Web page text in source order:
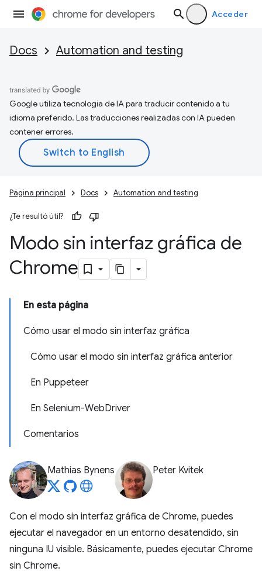
Acceder
Docs Automation and testing
Google utiliza tecnología de IA para traducir contenido a tu
idioma preferido. Las traducciones realizadas con IA pueden
contener errores.
Página principal Docs Automation and testing
¿Te resultó útil?
Modo sin interfaz gráfica de
Chrome
En esta página
Cómo usar el modo sin interfaz gráfica
Cómo usar el modo sin interfaz gráfica anterior
En Puppeteer
En Selenium-WebDriver
Comentarios
Mathias Bynens Peter Kvitek
Con el modo sin interfaz gráfica de Chrome, puedes
ejecutar el navegador en un entorno desatendido, sin
ninguna IU visible. Básicamente, puedes ejecutar Chrome
sin Chrome.